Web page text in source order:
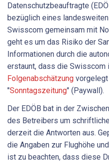
Datenschutzbeauftragte
bezüglich eines
Swisscom gemeinsam mit
geht es um das Risiko der
Informationen durch die
erstaunt, dass die Swisscom
Folgenabschätzung
"Sonntagszeitung" (Paywall).
Der EDÖB bat in der
des Betreibers um
derzeit die Antworten aus.
die Angaben zur Flughöhe
ist zu beachten, dass diese